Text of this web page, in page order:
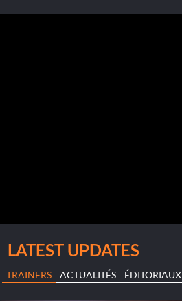
LATEST UPDATES
TRAINERS ACTUALITÉS ÉDITORIAUX